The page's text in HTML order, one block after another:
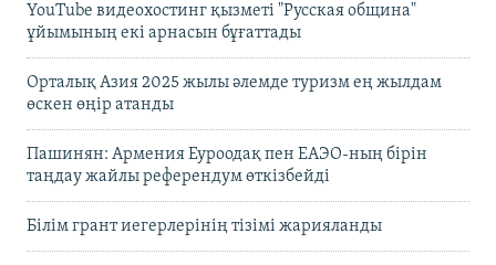
YouTube видеохостинг қызметі "Русская община"
ұйымының екі арнасын бұғаттады
Орталық Азия 2025 жылы әлемде туризм ең жылдам
өскен өңір атанды
Пашинян: Армения Еуроодақ пен ЕАЭО-ның бірін
таңдау жайлы референдум өткізбейді
Білім грант иегерлерінің тізімі жарияланды